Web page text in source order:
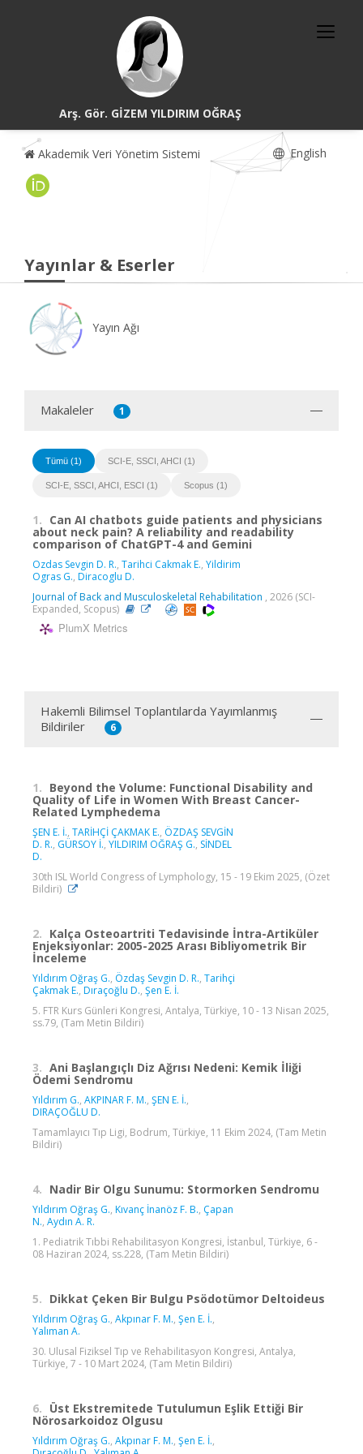
Arş. Gör. GİZEM YILDIRIM OĞRAŞ
Akademik Veri Yönetim Sistemi English
Yayınlar & Eserler
Yayın Ağı
Makaleler 1
Tümü (1) SCI-E, SSCI, AHCI (1)
SCI-E, SSCI, AHCI, ESCI (1) Scopus (1)
1. Can AI chatbots guide patients and physicians
about neck pain? A reliability and readability
comparison of ChatGPT-4 and Gemini
Ozdas Sevgin D. R., Tarihci Cakmak E., Yildirim
Ogras G., Diracoglu D.
Journal of Back and Musculoskeletal Rehabilitation , 2026 (SCI-
Expanded, Scopus)
PlumX Metrics
Hakemli Bilimsel Toplantılarda Yayımlanmış
Bildiriler
6
1. Beyond the Volume: Functional Disability and
Quality of Life in Women With Breast Cancer-
Related Lymphedema
ŞEN E. İ., TARİHÇİ ÇAKMAK E., ÖZDAŞ SEVGİN
D. R., GÜRSOY İ., YILDIRIM OĞRAŞ G., SİNDEL
D.
30th ISL World Congress of Lymphology, 15 - 19 Ekim 2025, (Özet
Bildiri)
2. Kalça Osteoartriti Tedavisinde İntra-Artiküler
Enjeksiyonlar: 2005-2025 Arası Bibliyometrik Bir
İnceleme
Yıldırım Oğraş G., Özdaş Sevgin D. R., Tarihçi
Çakmak E., Dıraçoğlu D., Şen E. İ.
5. FTR Kurs Günleri Kongresi, Antalya, Türkiye, 10 - 13 Nisan 2025,
ss.79, (Tam Metin Bildiri)
3. Ani Başlangıçlı Diz Ağrısı Nedeni: Kemik İliği
Ödemi Sendromu
Yıldırım G., AKPINAR F. M., ŞEN E. İ.,
DIRAÇOĞLU D.
Tamamlayıcı Tıp Ligi, Bodrum, Türkiye, 11 Ekim 2024, (Tam Metin
Bildiri)
4. Nadir Bir Olgu Sunumu: Stormorken Sendromu
Yıldırım Oğraş G., Kıvanç İnanöz F. B., Çapan
N., Aydın A. R.
1. Pediatrik Tıbbi Rehabilitasyon Kongresi, İstanbul, Türkiye, 6 -
08 Haziran 2024, ss.228, (Tam Metin Bildiri)
5. Dikkat Çeken Bir Bulgu Psödotümor Deltoideus
Yıldırım Oğraş G., Akpınar F. M., Şen E. İ.,
Yalıman A.
30. Ulusal Fiziksel Tıp ve Rehabilitasyon Kongresi, Antalya,
Türkiye, 7 - 10 Mart 2024, (Tam Metin Bildiri)
6. Üst Ekstremitede Tutulumun Eşlik Ettiği Bir
Nörosarkoidoz Olgusu
Yıldırım Oğraş G., Akpınar F. M., Şen E. İ.,